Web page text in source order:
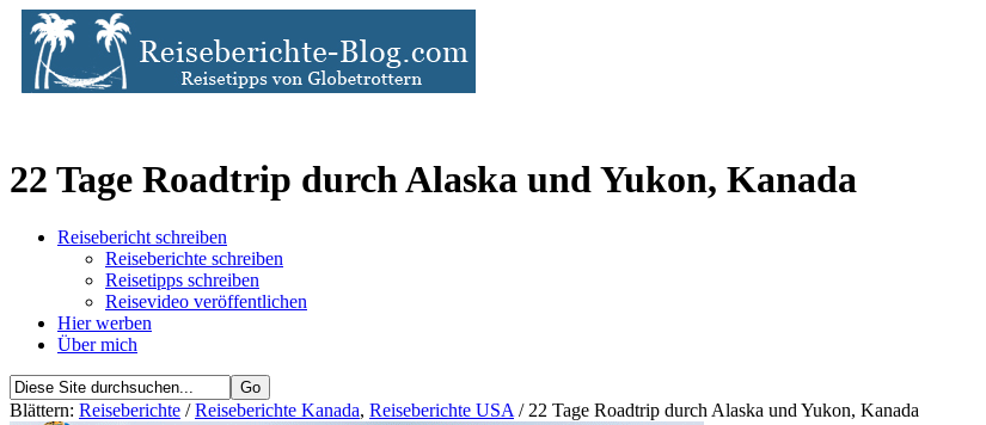
22 Tage Roadtrip durch Alaska und Yukon, Kanada
Reisebericht schreiben
Reiseberichte schreiben
Reisetipps schreiben
Reisevideo veröffentlichen
Hier werben
Über mich
Blättern: Reiseberichte /Reiseberichte Kanada, Reiseberichte USA/ 22 Tage Roadtrip durch Alaska und Yukon, Kanada